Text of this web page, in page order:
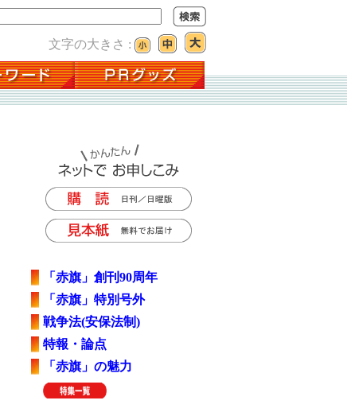
文字の大きさ :
「赤旗」創刊90周年
「赤旗」特別号外
戦争法(安保法制)
特報・論点
「赤旗」の魅力